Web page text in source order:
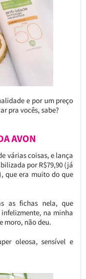
e por um preço
pra vocês, sabe?
AVON
várias coisas, e lança
por R$79,90 (já
que era muito do que
as fichas nela, que
na minha
moro, não deu.
oleosa, sensível e